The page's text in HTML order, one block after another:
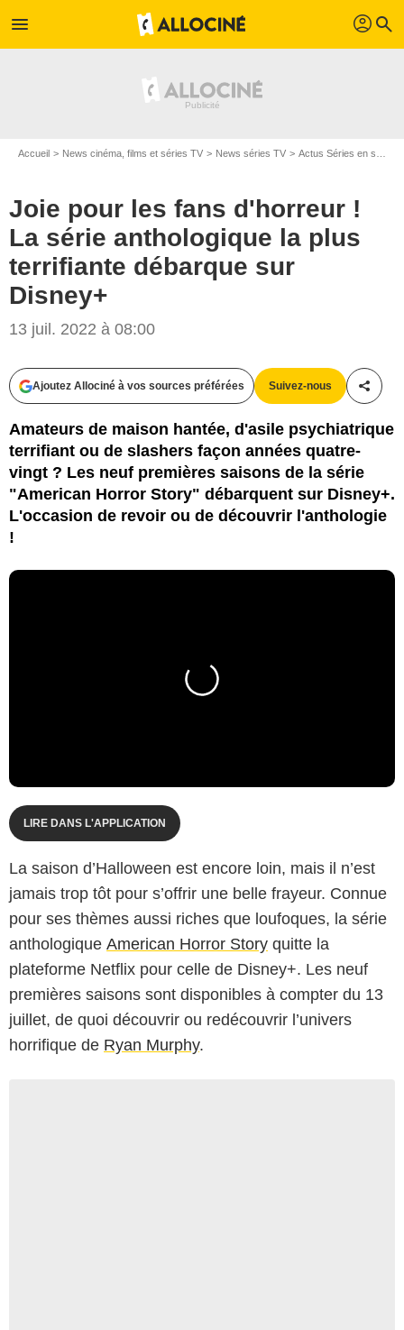
menu profil search
Accueil News cinéma, films et séries TV News séries TV Actus Séries en streaming
Joie pour les fans d'horreur !
La série anthologique la plus
terrifiante débarque sur
Disney+
13 juil. 2022 à 08:00
Ajoutez Allociné à vos sources préférées Suivez-nous
Amateurs de maison hantée, d'asile psychiatrique
terrifiant ou de slashers façon années quatre-
vingt ? Les neuf premières saisons de la série
"American Horror Story" débarquent sur Disney+.
L'occasion de revoir ou de découvrir l'anthologie
!
LIRE DANS L'APPLICATION
La saison d’Halloween est encore loin, mais il n’est
jamais trop tôt pour s’offrir une belle frayeur. Connue
pour ses thèmes aussi riches que loufoques, la série
anthologique American Horror Story quitte la
plateforme Netflix pour celle de Disney+. Les neuf
premières saisons sont disponibles à compter du 13
juillet, de quoi découvrir ou redécouvrir l’univers
horrifique de Ryan Murphy.